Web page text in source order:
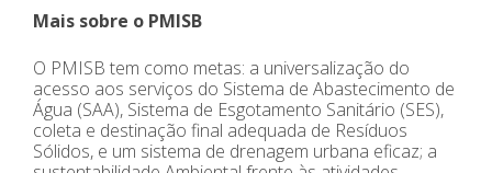
Mais sobre o PMISB
O PMISB tem como metas: a universalização do
acesso aos serviços do Sistema de Abastecimento de
Água (SAA), Sistema de Esgotamento Sanitário (SES),
coleta e destinação final adequada de Resíduos
Sólidos, e um sistema de drenagem urbana eficaz; a